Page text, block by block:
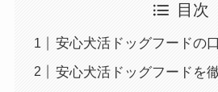
目次
安心犬活ドッグフードの
安心犬活ドッグフードを